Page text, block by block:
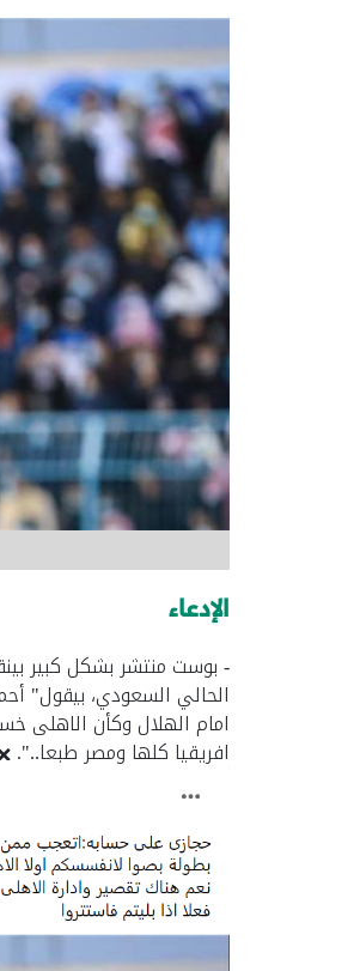
الإدعاء
- بوست منتشر بشكل كبير
الحالي السعودي، بيقول"
امام الهلال وكأن الاهلى
افريقيا كلها ومصر طبعا..".